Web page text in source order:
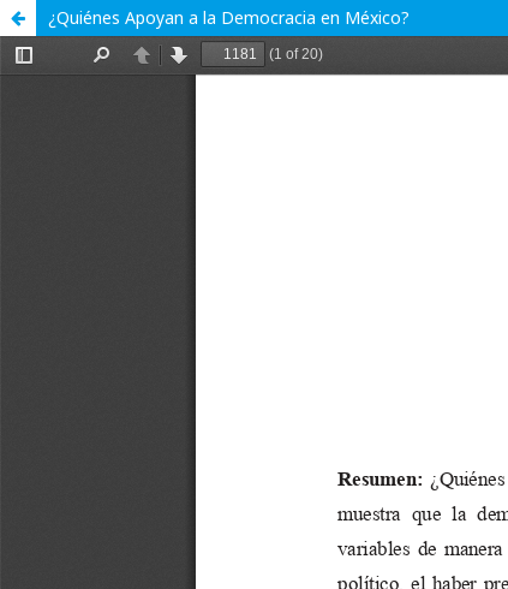
¿Quiénes Apoyan a la Democracia en México?